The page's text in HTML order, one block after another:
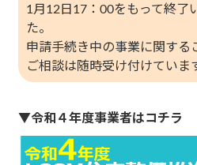
1月12日17：00をもって終了
た。
申請手続き中の事業に関する
ご相談は随時受け付けていま
▼令和４年度事業者はコチラ